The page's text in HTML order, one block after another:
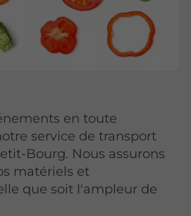
en toute
service de transport
Bourg. Nous assurons
matériels et
que soit l'ampleur de